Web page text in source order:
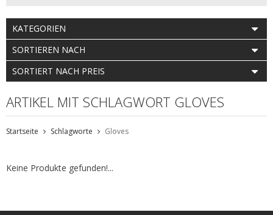
KATEGORIEN
SORTIEREN NACH
SORTIERT NACH PREIS
ARTIKEL MIT SCHLAGWORT GLOVES
Startseite Schlagworte Gloves
Keine Produkte gefunden!...